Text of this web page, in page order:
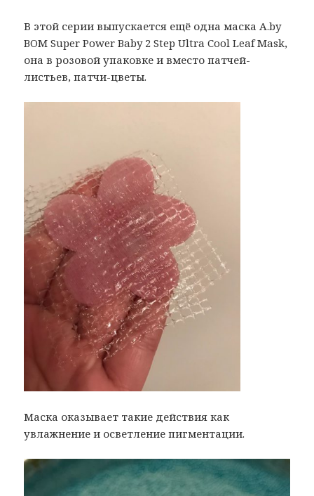
В этой серии выпускается ещё одна маска A.by
BOM Super Power Baby 2 Step Ultra Cool Leaf Mask,
она в розовой упаковке и вместо патчей-
листьев, патчи-цветы.
Маска оказывает такие действия как
увлажнение и осветление пигментации.